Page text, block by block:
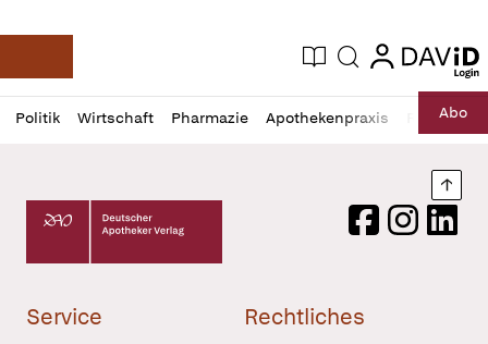
Deutsche Apotheker Zeitung
Aktuelle Ausgabe
Suche login
login
Politik Wirtschaft Pharmazie Apothekenpraxis RechtAbo
Profil
öffnen
Daz
Pur
Deutscher Apotheker Verlag Logo
FacebookInstagram
Service Rechtliches